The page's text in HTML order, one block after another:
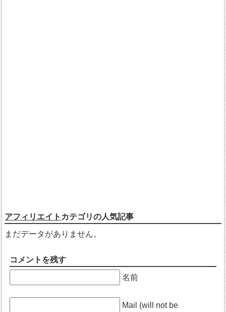
アフィリエイト カテゴリの人気記事
まだデータがありません。
コメントを残す
名前
Mail (will not be